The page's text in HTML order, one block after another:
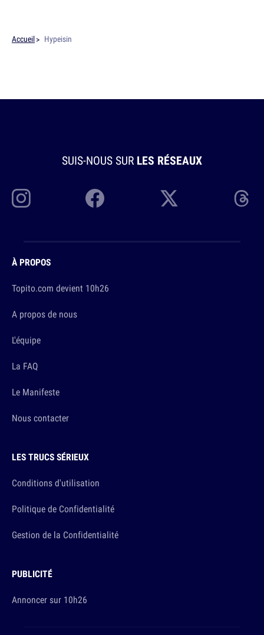
Accueil Hypeisin
SUIS-NOUS SUR LES RÉSEAUX
À PROPOS
Topito.com devient 10h26
A propos de nous
L'équipe
La FAQ
Le Manifeste
Nous contacter
LES TRUCS SÉRIEUX
Conditions d'utilisation
Politique de Confidentialité
Gestion de la Confidentialité
PUBLICITÉ
Annoncer sur 10h26